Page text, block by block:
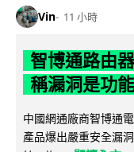
Vin 11 小時
智博通路由
稱漏洞是功
中國網通廠商智博通
產品爆出嚴重安全漏